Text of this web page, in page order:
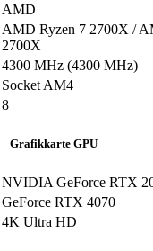
‎AMD
AMD Ryzen 7 2700X /
2700X
‎4300 MHz (4300 MHz)
‎Socket AM4
‎8
Grafikkarte GPU
NVIDIA GeForce RTX
GeForce RTX 4070
4K Ultra HD